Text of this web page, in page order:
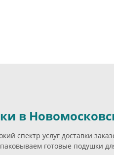
в
спектр услуг доставки
готовые подушки